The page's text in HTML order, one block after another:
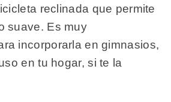
reclinada que permite
suave. Es muy
incorporarla en gimnasios,
en tu hogar, si te la